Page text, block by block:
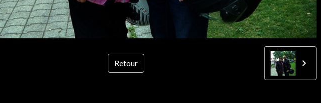
Retour